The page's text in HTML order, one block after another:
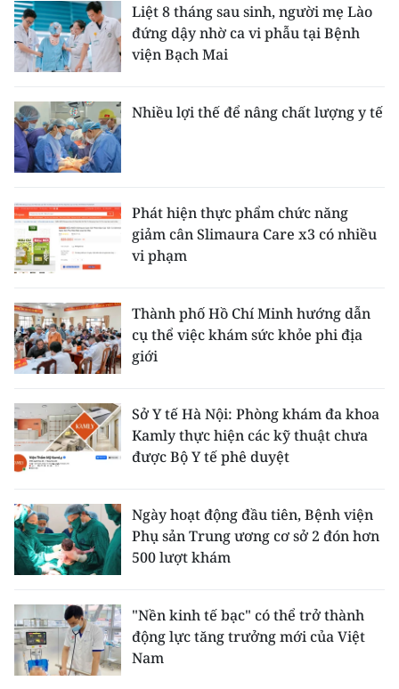
Liệt 8 tháng sau sinh, người mẹ Lào
đứng dậy nhờ ca vi phẫu tại Bệnh
viện Bạch Mai
Nhiều lợi thế để nâng chất lượng y tế
Phát hiện thực phẩm chức năng
giảm cân Slimaura Care x3 có nhiều
vi phạm
Thành phố Hồ Chí Minh hướng dẫn
cụ thể việc khám sức khỏe phi địa
giới
Sở Y tế Hà Nội: Phòng khám đa khoa
Kamly thực hiện các kỹ thuật chưa
được Bộ Y tế phê duyệt
Ngày hoạt động đầu tiên, Bệnh viện
Phụ sản Trung ương cơ sở 2 đón hơn
500 lượt khám
"Nền kinh tế bạc" có thể trở thành
động lực tăng trưởng mới của Việt
Nam